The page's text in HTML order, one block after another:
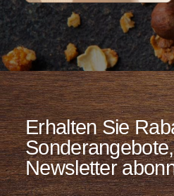
Erhalten Sie
Newsletter